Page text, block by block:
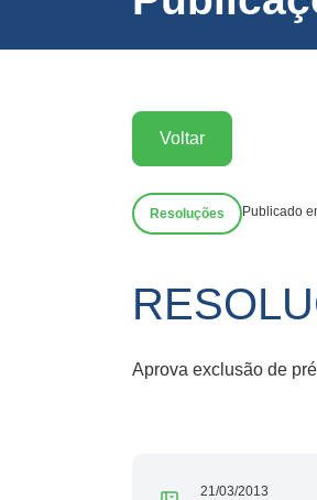
Voltar
Resoluções Publicado
Aprova exclusão de
21/03/2013